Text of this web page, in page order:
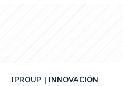
IPROUP INNOVACIÓN